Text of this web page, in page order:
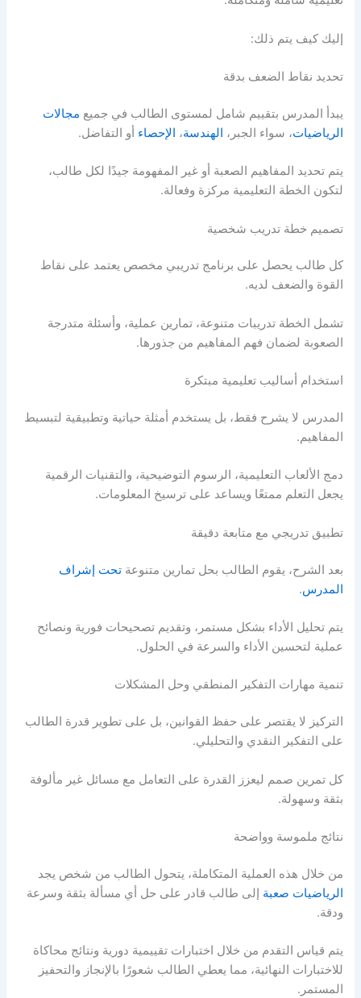
إليك كيف يتم ذلك:
تحديد نقاط الضعف بدقة
يبدأ المدرس بتقييم شامل لمستوى الطالب في جميع مجالات
الرياضيات، سواء الجبر، الهندسة، الإحصاء أو التفاضل.
يتم تحديد المفاهيم الصعبة أو غير المفهومة جيدًا لكل طالب،
لتكون الخطة التعليمية مركزة وفعالة.
تصميم خطة تدريب شخصية
كل طالب يحصل على برنامج تدريبي مخصص يعتمد على نقاط
القوة والضعف لديه.
تشمل الخطة تدريبات متنوعة، تمارين عملية، وأسئلة متدرجة
الصعوبة لضمان فهم المفاهيم من جذورها.
استخدام أساليب تعليمية مبتكرة
المدرس لا يشرح فقط، بل يستخدم أمثلة حياتية وتطبيقية لتبسيط
المفاهيم.
دمج الألعاب التعليمية، الرسوم التوضيحية، والتقنيات الرقمية
يجعل التعلم ممتعًا ويساعد على ترسيخ المعلومات.
تطبيق تدريجي مع متابعة دقيقة
بعد الشرح، يقوم الطالب بحل تمارين متنوعةتحت إشراف
المدرس.
يتم تحليل الأداء بشكل مستمر، وتقديم تصحيحات فورية ونصائح
عملية لتحسين الأداء والسرعة في الحلول.
تنمية مهارات التفكير المنطقي وحل المشكلات
التركيز لا يقتصر على حفظ القوانين، بل على تطوير قدرة الطالب
على التفكير النقدي والتحليلي.
كل تمرين صمم ليعزز القدرة على التعامل مع مسائل غير مألوفة
بثقة وسهولة.
نتائج ملموسة وواضحة
من خلال هذه العملية المتكاملة، يتحول الطالب من شخص يجد
الرياضيات صعبة إلى طالب قادر على حل أي مسألة بثقة وسرعة
ودقة.
يتم قياس التقدم من خلال اختبارات تقييمية دورية ونتائج محاكاة
للاختبارات النهائية، مما يعطي الطالب شعورًا بالإنجاز والتحفيز
المستمر.